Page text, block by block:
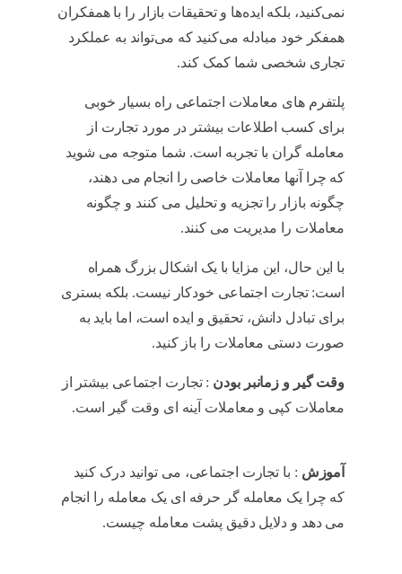
نمی‌کنید، بلکه ایده‌ها و تحقیقات بازار را با همفکران
همفکر خود مبادله می‌کنید که می‌تواند به عملکرد
تجاری شخصی شما کمک کند.
پلتفرم های معاملات اجتماعی راه بسیار خوبی
برای کسب اطلاعات بیشتر در مورد تجارت از
معامله گران با تجربه است. شما متوجه می شوید
که چرا آنها معاملات خاصی را انجام می دهند،
چگونه بازار را تجزیه و تحلیل می کنند و چگونه
معاملات را مدیریت می کنند.
با این حال، این مزایا با یک اشکال بزرگ همراه
است: تجارت اجتماعی خودکار نیست. بلکه بستری
برای تبادل دانش، تحقیق و ایده است، اما باید به
صورت دستی معاملات را باز کنید.
وقت گیر و زمانبر بودن : تجارت اجتماعی بیشتر از
معاملات کپی و معاملات آینه ای وقت گیر است.
آموزش : با تجارت اجتماعی، می توانید درک کنید
که چرا یک معامله گر حرفه ای یک معامله را انجام
می دهد و دلایل دقیق پشت معامله چیست.